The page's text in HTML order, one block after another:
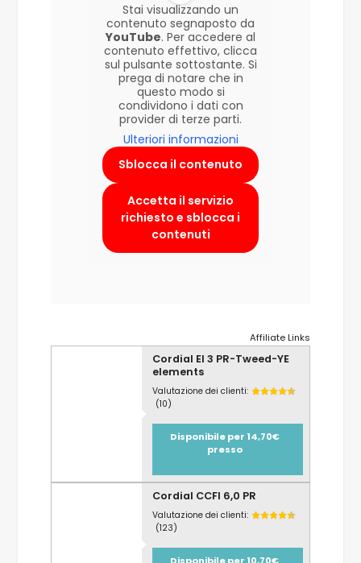
Stai visualizzando un
contenuto segnaposto da
YouTube. Per accedere al
contenuto effettivo, clicca
sul pulsante sottostante. Si
prega di notare che in
questo modo si
condividono i dati con
provider di terze parti.
Ulteriori informazioni
Sblocca il contenuto
Accetta il servizio
richiesto e sblocca i
contenuti
Affiliate Links
Cordial EI 3 PR-Tweed-YE
elements
Valutazione dei clienti:
(10)
Disponibile per 14,70€
presso
Cordial CCFI 6,0 PR
Valutazione dei clienti:
(123)
Disponibile per 10,70€